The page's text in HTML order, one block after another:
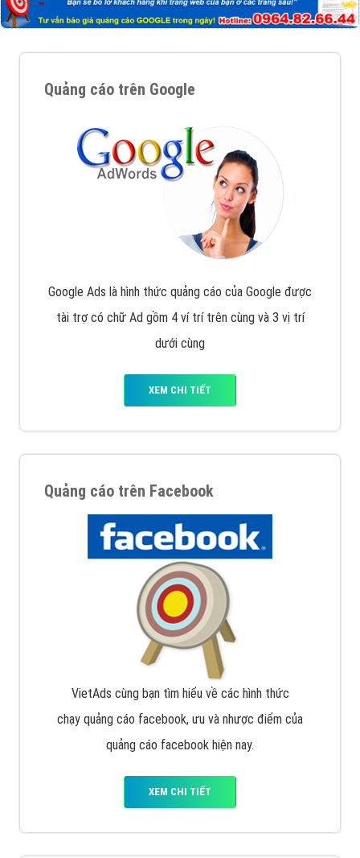
Quảng cáo trên Google
Google Ads là hình thức quảng cáo của Google được
tài trợ có chữ Ad gồm 4 ví trí trên cùng và 3 vị trí
dưới cùng
XEM CHI TIẾT
Quảng cáo trên Facebook
VietAds cùng bạn tìm hiểu về các hình thức
chạy quảng cáo facebook, ưu và nhược điểm của
quảng cáo facebook hiện nay.
XEM CHI TIẾT